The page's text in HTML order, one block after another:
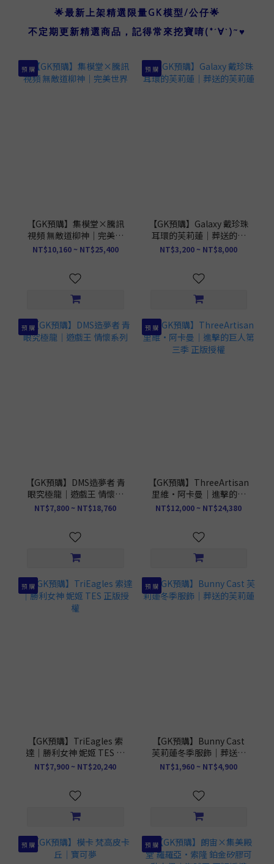
🌟最新上架精選限量GK模型/公仔🌟
不定期更新精選商品，記得常來挖寶唷(*´∀`)~♥
預 購
【GK預購】集模堂×騰訊
視頻 無敵道柳神｜完美世
界
NT$10,160 ~ NT$25,400
預 購
【GK預購】Galaxy 戴珍珠
耳環的芙莉蓮｜葬送的芙
莉蓮
NT$3,200 ~ NT$8,000
預 購
【GK預購】DMS造夢者 青
眼究極龍｜遊戲王 情懷系
列
NT$7,800 ~ NT$18,760
預 購
【GK預購】ThreeArtisan
里維·阿卡曼｜進擊的巨
人第三季 正版授權
NT$12,000 ~ NT$24,380
預 購
【GK預購】TriEagles 索
達｜勝利女神 妮姬 TES 正
版授權
NT$7,900 ~ NT$20,240
預 購
【GK預購】Bunny Cast
芙莉蓮冬季服飾｜葬送的
芙莉蓮
NT$1,960 ~ NT$4,900
預 購 預 購